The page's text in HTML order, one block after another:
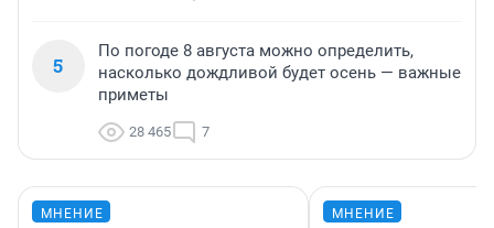
5
По погоде 8 августа можно определить,
насколько дождливой будет осень — важные
приметы
28 465 7
МНЕНИЕ МНЕНИЕ